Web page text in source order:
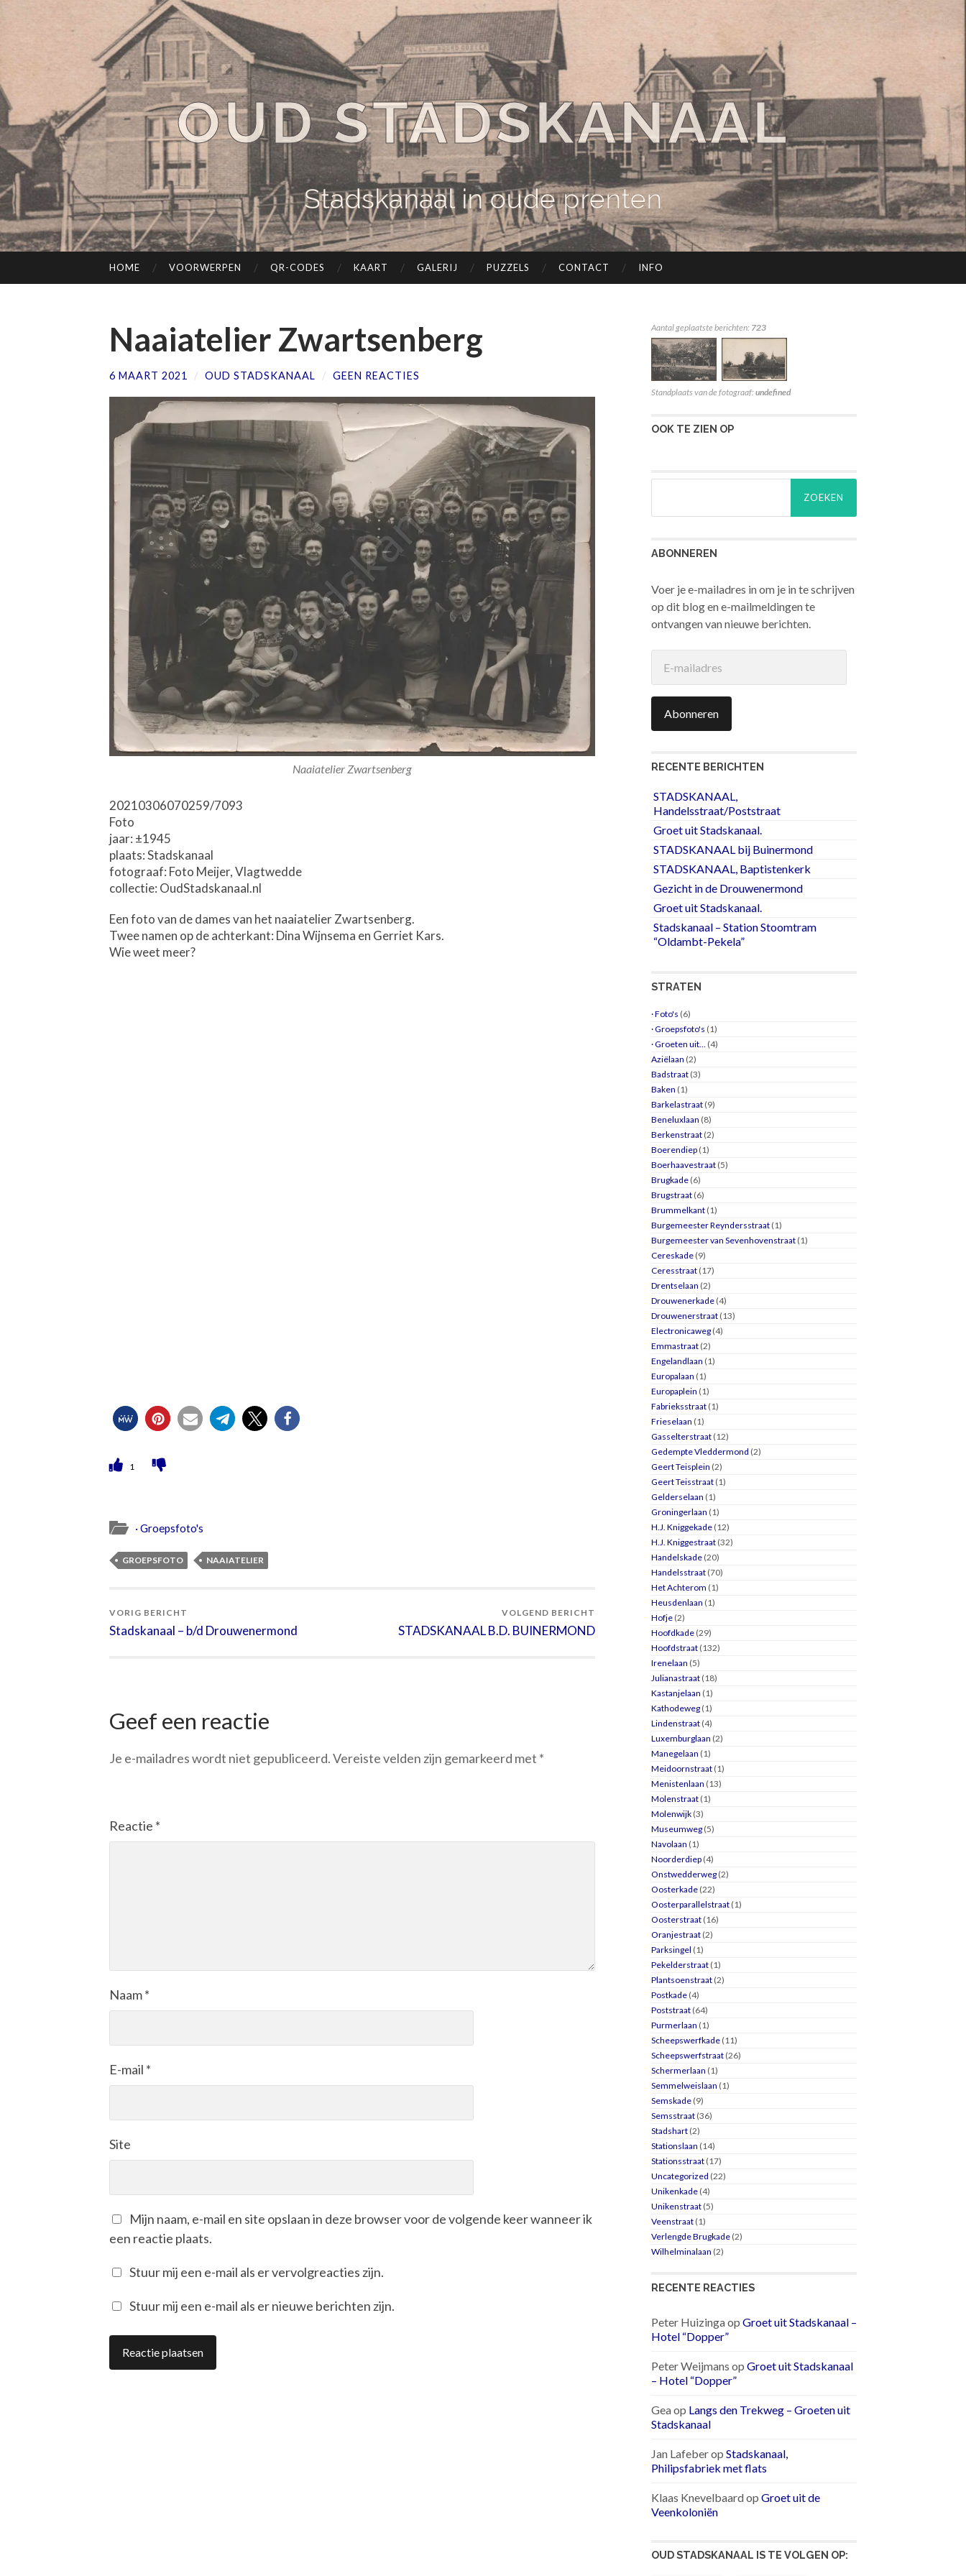
OUD STADSKANAAL
Stadskanaal in oude prenten
HOME VOORWERPEN QR-CODES KAART GALERIJ PUZZELS CONTACT INFO
Naaiatelier Zwartsenberg
6 MAART 2021 / OUD STADSKANAAL / GEEN REACTIES
Naaiatelier Zwartsenberg
20210306070259/7093
Foto
jaar: ±1945
plaats: Stadskanaal
fotograaf: Foto Meijer, Vlagtwedde
collectie: OudStadskanaal.nl
Een foto van de dames van het naaiatelier Zwartsenberg.
Twee namen op de achterkant: Dina Wijnsema en Gerriet Kars.
Wie weet meer?
1
· Groepsfoto's
GROEPSFOTO NAAIATELIER
VORIG BERICHT
Stadskanaal – b/d Drouwenermond
VOLGEND BERICHT
STADSKANAAL B.D. BUINERMOND
Geef een reactie
Je e-mailadres wordt niet gepubliceerd.Vereiste velden zijn gemarkeerd met *
Reactie *
Naam*
E-mail *
Site
Mijn naam, e-mail en site opslaan in deze browser voor de volgende keer wanneer ik
een reactie plaats.
Stuur mij een e-mail als er vervolgreacties zijn.
Stuur mij een e-mail als er nieuwe berichten zijn.
Aantal geplaatste berichten: 723
Standplaats van de fotograaf:undefined
OOK TE ZIEN OP
ABONNEREN
Voer je e-mailadres in om je in te schrijven
op dit blog en e-mailmeldingen te
ontvangen van nieuwe berichten.
mailadres
Abonneren
RECENTE BERICHTEN
STADSKANAAL,
Handelsstraat/Poststraat
Groet uit Stadskanaal.
STADSKANAAL bij Buinermond
STADSKANAAL, Baptistenkerk
Gezicht in de Drouwenermond
Groet uit Stadskanaal.
Stadskanaal – Station Stoomtram
“Oldambt-Pekela”
STRATEN
· Foto's (6)
· Groepsfoto's (1)
· Groeten uit… (4)
Aziëlaan (2)
Badstraat (3)
Baken (1)
Barkelastraat (9)
Beneluxlaan (8)
Berkenstraat (2)
Boerendiep (1)
Boerhaavestraat (5)
Brugkade (6)
Brugstraat (6)
Brummelkant (1)
Burgemeester Reyndersstraat (1)
Burgemeester van Sevenhovenstraat (1)
Cereskade (9)
Ceresstraat (17)
Drentselaan (2)
Drouwenerkade (4)
Drouwenerstraat (13)
Electronicaweg (4)
Emmastraat (2)
Engelandlaan (1)
Europalaan (1)
Europaplein (1)
Fabrieksstraat (1)
Frieselaan (1)
Gasselterstraat (12)
Gedempte Vleddermond (2)
Geert Teisplein (2)
Geert Teisstraat (1)
Gelderselaan (1)
Groningerlaan (1)
H.J. Kniggekade (12)
H.J. Kniggestraat (32)
Handelskade (20)
Handelsstraat (70)
Het Achterom (1)
Heusdenlaan (1)
Hofje (2)
Hoofdkade (29)
Hoofdstraat (132)
Irenelaan (5)
Julianastraat (18)
Kastanjelaan (1)
Kathodeweg (1)
Lindenstraat (4)
Luxemburglaan (2)
Manegelaan (1)
Meidoornstraat (1)
Menistenlaan (13)
Molenstraat (1)
Molenwijk (3)
Museumweg (5)
Navolaan (1)
Noorderdiep (4)
Onstwedderweg (2)
Oosterkade (22)
Oosterparallelstraat (1)
Oosterstraat (16)
Oranjestraat (2)
Parksingel (1)
Pekelderstraat (1)
Plantsoenstraat (2)
Postkade (4)
Poststraat (64)
Purmerlaan (1)
Scheepswerfkade (11)
Scheepswerfstraat (26)
Schermerlaan (1)
Semmelweislaan (1)
Semskade (9)
Semsstraat (36)
Stadshart (2)
Stationslaan (14)
Stationsstraat (17)
Uncategorized (22)
Unikenkade (4)
Unikenstraat (5)
Veenstraat (1)
Verlengde Brugkade (2)
Wilhelminalaan (2)
RECENTE REACTIES
Peter Huizingaop Groet uit Stadskanaal –
Hotel “Dopper”
Peter Weijmans op Groet uit Stadskanaal
– Hotel “Dopper”
Geaop Langs den Trekweg – Groeten uit
Stadskanaal
Jan Lafeberop Stadskanaal,
Philipsfabriek met flats
Klaas Knevelbaardop Groet uit de
Veenkoloniën
OUD STADSKANAAL IS TE VOLGEN OP: